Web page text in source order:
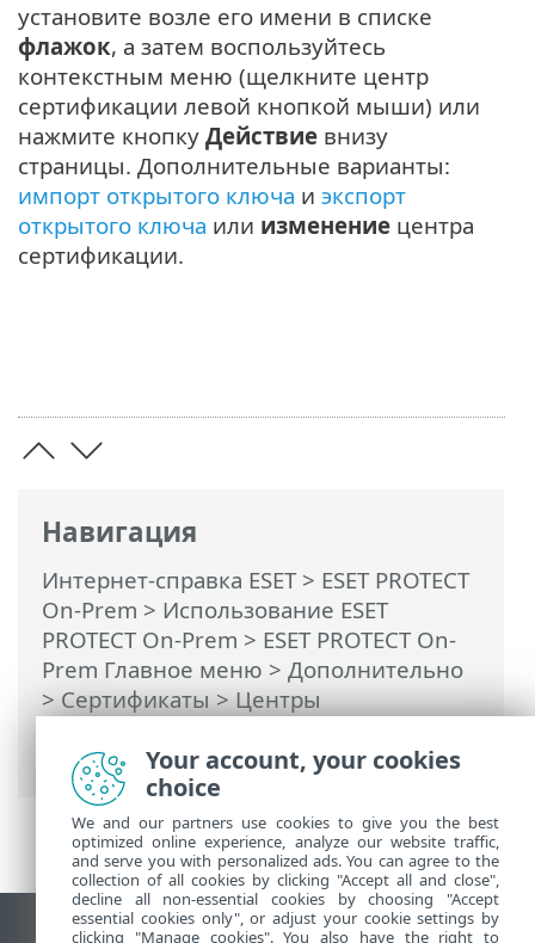
Навигация
Интернет-справка ESET> ESET PROTECT
On-Prem > Использование ESET
PROTECT On-Prem > ESET PROTECT On-
Prem Главное меню > Дополнительно
>Сертификаты>Центры
центра сертификации
установите возле его имени в списке
флажок, а затем воспользуйтесь
контекстным меню (щелкните центр
сертификации левой кнопкой мыши) или
нажмите кнопку Действие внизу
страницы. Дополнительные варианты:
импорт открытого ключа и экспорт
открытого ключа или изменение центра
сертификации.
Your account, your cookies
choice
We and our partners use cookies to give you the best
optimized online experience, analyze our website traffic,
and serve you with personalized ads. You can agree to the
collection of all cookies by clicking "Accept all and close",
decline all non-essential cookies by choosing "Accept
essential cookies only", or adjust your cookie settings by
clicking "Manage cookies". You also have the right to